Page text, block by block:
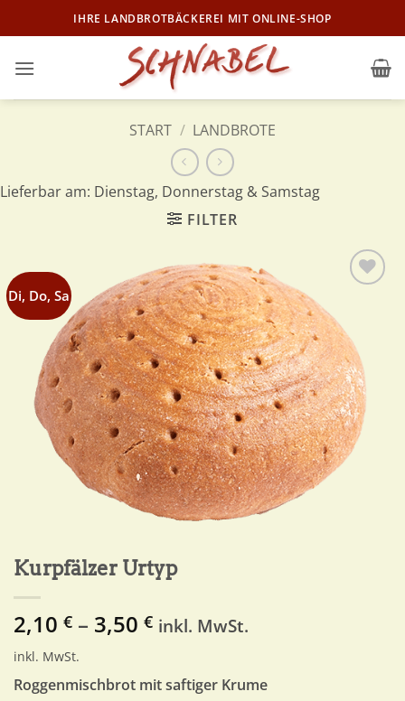
Inhalt
IHRE LANDBROTBÄCKEREI MIT ONLINE-SHOP
START / LANDBROTE
Lieferbar am: Dienstag, Donnerstag & Samstag
FILTER
Di, Do, Sa
Wunschliste
Kurpfälzer Urtyp
2,10 € – 3,50 € inkl. MwSt.
inkl. MwSt.
Roggenmischbrot mit saftiger Krume